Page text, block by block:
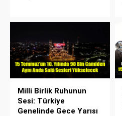
Milli Birlik Ruhunun
Sesi: Türkiye
Genelinde Gece Yarısı